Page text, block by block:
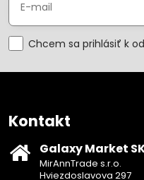
Chcem sa prihlásiť k
Kontakt
Galaxy Market
MirAnnTrade s.r.o.
Hviezdoslavova 297